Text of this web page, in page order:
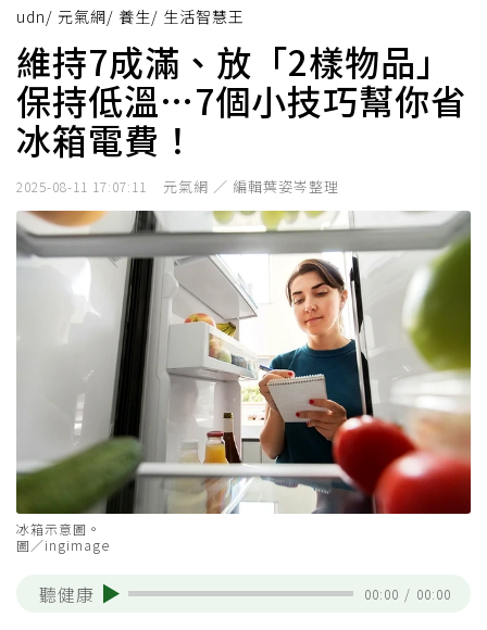
udn/ 元氣網/ 養生/ 生活智慧王
維持7成滿、放「2樣物品」
保持低溫…7個小技巧幫你省
冰箱電費！
2025-08-11 17:07:11 元氣網 ／ 編輯葉姿岑整理
冰箱示意圖。
圖／ingimage
聽健康 00:00 / 00:00